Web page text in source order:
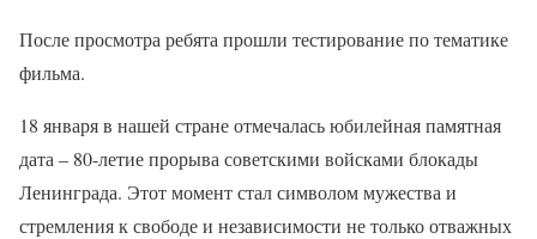
После просмотра ребята прошли тестирование по тематике
фильма.
18 января в нашей стране отмечалась юбилейная памятная
дата – 80-летие прорыва советскими войсками блокады
Ленинграда. Этот момент стал символом мужества и
стремления к свободе и независимости не только отважных